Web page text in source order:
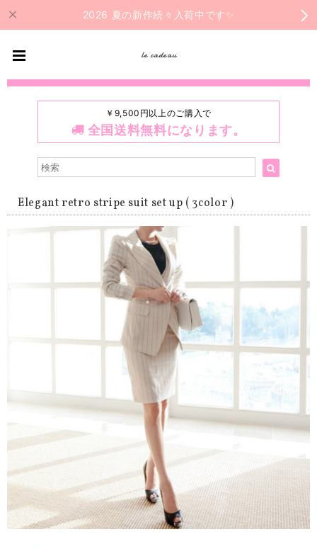
2026 夏の新作続々入荷中です✨
le cadeau
￥9,500円以上のご購入で
全国送料無料になります。
Elegant retro stripe suit set up ( 3color )